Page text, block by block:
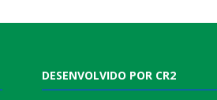
DESENVOLVIDO POR CR2